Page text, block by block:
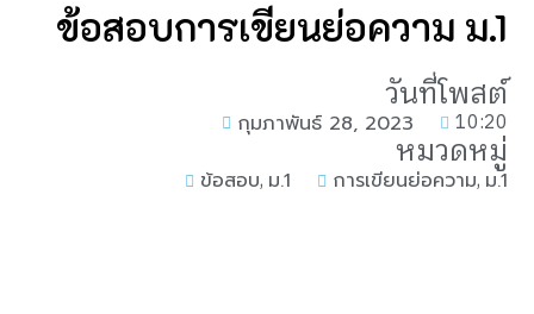
ข้อสอบการเขียนย่อความ ม.1
วันที่โพสต์
กุมภาพันธ์ 28, 2023 10:20
หมวดหมู่
ข้อสอบ, ม.1 การเขียนย่อความ, ม.1